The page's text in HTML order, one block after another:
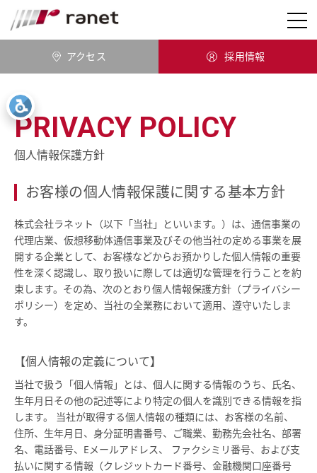
アクセス 採用情報
PRIVACY POLICY
個人情報保護方針
お客様の個人情報保護に関する基本方針
株式会社ラネット（以下「当社」といいます。）は、通信事業の
代理店業、仮想移動体通信事業及びその他当社の定める事業を展
開する企業として、お客様などからお預かりした個人情報の重要
性を深く認識し、取り扱いに際しては適切な管理を行うことを約
束します。その為、次のとおり個人情報保護方針（プライバシー
ポリシー）を定め、当社の全業務において適用、遵守いたしま
す。
【個人情報の定義について】
当社で扱う「個人情報」とは、個人に関する情報のうち、氏名、
生年月日その他の記述等により特定の個人を識別できる情報を指
します。 当社が取得する個人情報の種類には、お客様の名前、
住所、生年月日、身分証明書番号、ご職業、勤務先会社名、部署
名、電話番号、Eメールアドレス、 ファクシミリ番号、および支
払いに関する情報（クレジットカード番号、金融機関口座番号